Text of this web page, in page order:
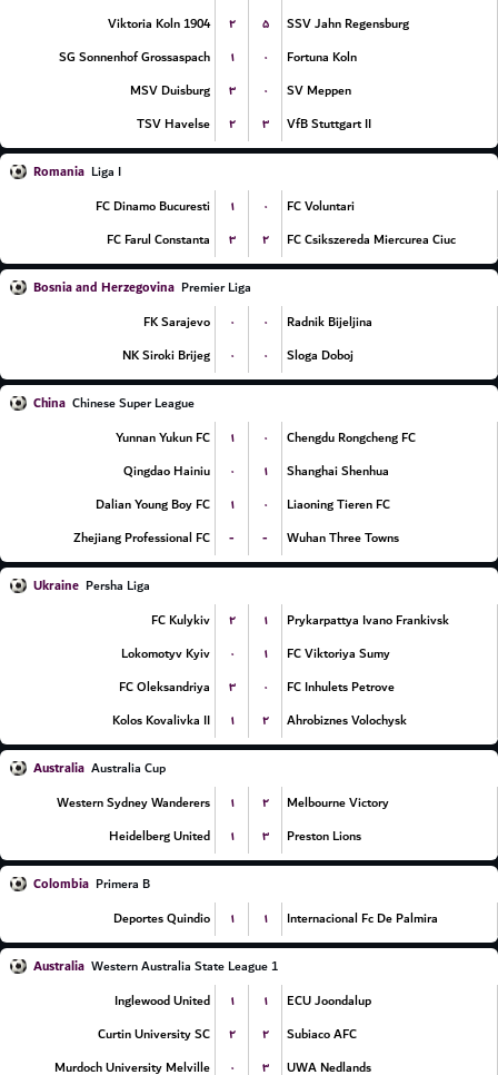
Viktoria Koln 1904
۲ ۵
SSV Jahn Regensburg
SG Sonnenhof Grossaspach
۱ ۰
Fortuna Koln
MSV Duisburg
۳ ۰
SV Meppen
TSV Havelse
۲ ۳ VfB Stuttgart II
Romania Liga I
FC Dinamo Bucuresti
۱ ۰
FC Voluntari
FC Farul Constanta
۳ ۲ FC Csikszereda Miercurea Ciuc
Bosnia and Herzegovina Premier Liga
FK Sarajevo
۰ ۰
Radnik Bijeljina
NK Siroki Brijeg
۰ ۰ Sloga Doboj
China Chinese Super League
Yunnan Yukun FC
۱ ۰
Chengdu Rongcheng FC
Qingdao Hainiu
۰ ۱
Shanghai Shenhua
Dalian Young Boy FC
۱ ۰
Liaoning Tieren FC
Zhejiang Professional FC
- - Wuhan Three Towns
Ukraine Persha Liga
FC Kulykiv
۲ ۱
Prykarpattya Ivano Frankivsk
Lokomotyv Kyiv
۰ ۱
FC Viktoriya Sumy
FC Oleksandriya
۳ ۰
FC Inhulets Petrove
Kolos Kovalivka II
۱ ۲ Ahrobiznes Volochysk
Australia Australia Cup
Western Sydney Wanderers
۱ ۲
Melbourne Victory
Heidelberg United
۱ ۳ Preston Lions
Colombia Primera B
Deportes Quindio
۱ ۱ Internacional Fc De Palmira
Australia Western Australia State League 1
Inglewood United
۱ ۱
ECU Joondalup
Curtin University SC
۲ ۲
Subiaco AFC
Murdoch University Melville
۰ ۳ UWA Nedlands